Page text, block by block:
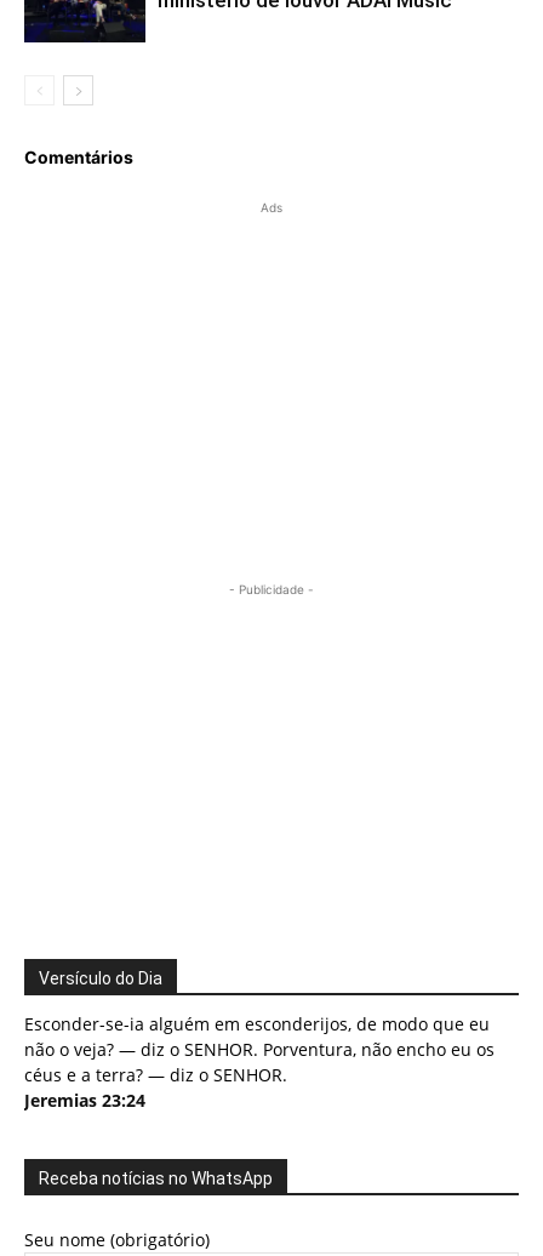
Comentários
Ads
- Publicidade -
Versículo do Dia
Esconder-se-ia alguém em esconderijos, de modo que eu
não o veja? — diz o SENHOR. Porventura, não encho eu os
céus e a terra? — diz o SENHOR.
Jeremias 23:24
Receba notícias no WhatsApp
Seu nome (obrigatório)